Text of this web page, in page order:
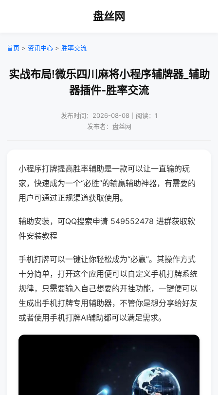
盘丝网
首页 > 资讯中心 > 胜率交流
实战布局!微乐四川麻将小程序辅牌器_辅助
器插件-胜率交流
发布时间：2026-08-08｜阅读：1
发布者：盘丝网
小程序打牌提高胜率辅助是一款可以让一直输的玩
家，快速成为一个“必胜”的输赢辅助神器，有需要的
用户可通过正规渠道获取使用。
辅助安装，可QQ搜索申请 549552478 进群获取软
件安装教程
手机打牌可以一键让你轻松成为“必赢”。其操作方式
十分简单，打开这个应用便可以自定义手机打牌系统
规律，只需要输入自己想要的开挂功能，一键便可以
生成出手机打牌专用辅助器，不管你是想分享给好友
或者使用手机打牌AI辅助都可以满足需求。